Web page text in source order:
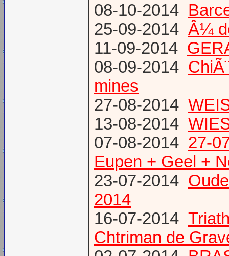
08-10-2014
25-09-2014 Â¼
11-09-2014
08-09-2014
mines
27-08-2014
13-08-2014
07-08-2014 27-
Eupen + Geel +
23-07-2014
2014
16-07-2014
Chtriman de